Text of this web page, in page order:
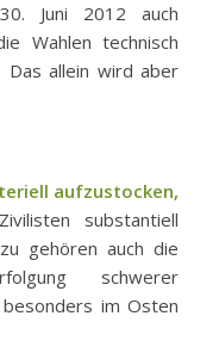
Juni 2012 auch
Wahlen technisch
Das allein wird aber
aufzustocken,
substantiell
gehören auch die
schwerer
im Osten